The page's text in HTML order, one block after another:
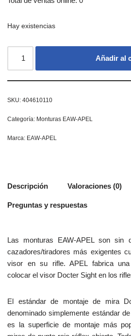
Hay existencias
Añadir al
SKU: 404610110
Categoría: Monturas EAW-APEL
Marca: EAW-APEL
Descripción Valoraciones (0)
Preguntas y respuestas
Las monturas EAW-APEL son sin
cazadores/tiradores más exigentes
visor en su rifle. APEL fabrica
colocar el visor Docter Sight en los
El estándar de montaje de mira
denominado simplemente estándar
es la superficie de montaje más